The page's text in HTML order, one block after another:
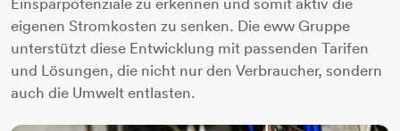
eigenen Stromkosten zu senken. Die eww Gruppe
unterstützt diese Entwicklung mit passenden Tarifen
und Lösungen, die nicht nur den Verbraucher, sondern
auch die Umwelt entlasten.